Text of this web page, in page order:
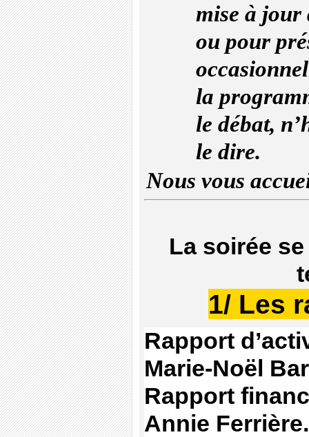
mise à jour
ou pour
la
le débat,
le dire.
Nous vous
La soirée
1/ Les
Rapport
Marie-Noël
Rapport
Annie Ferrière.